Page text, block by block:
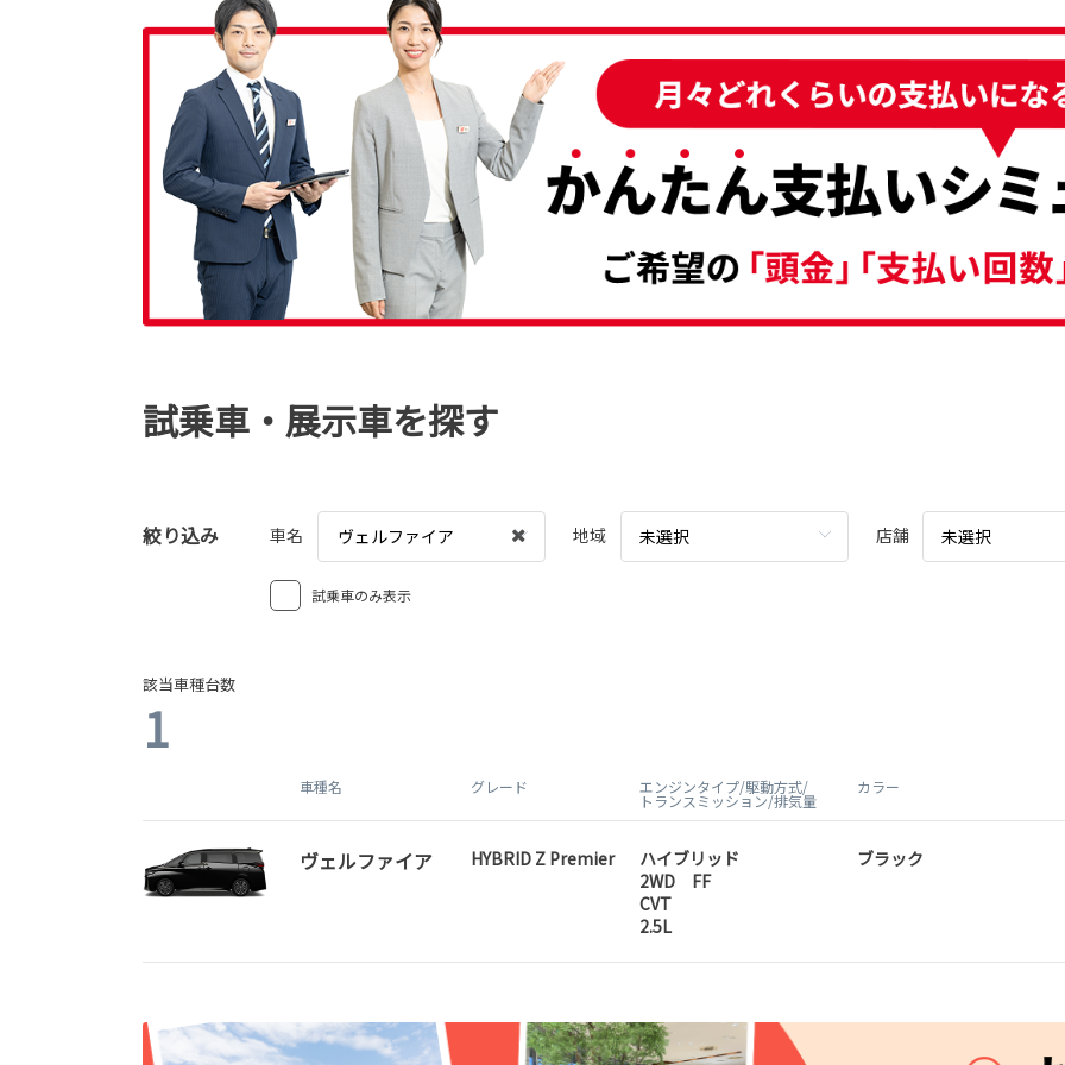
試乗車・展示車を探す
絞り込み 車名 ヴェルファイア 地域 未選択 店舗 未選択
試乗車のみ表示
該当車種台数
1
車種名 グレード エンジンタイプ/駆動方式/
トランスミッション/排気量
カラー
ヴェルファイア HYBRID Z Premier
ハイブリッド
2WD FF
CVT
2.5L
ブラック